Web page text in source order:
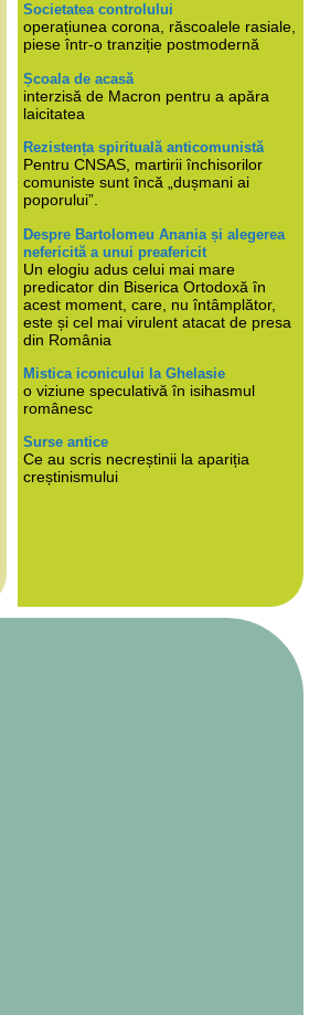
Societatea controlului
operațiunea corona, răscoalele rasiale,
piese într-o tranziție postmodernă
Școala de acasă
interzisă de Macron pentru a apăra
laicitatea
Rezistența spirituală anticomunistă
Pentru CNSAS, martirii închisorilor
comuniste sunt încă „dușmani ai
poporului”.
Despre Bartolomeu Anania și alegerea
nefericită a unui preafericit
Un elogiu adus celui mai mare
predicator din Biserica Ortodoxă în
acest moment, care, nu întâmplător,
este și cel mai virulent atacat de presa
din România
Mistica iconicului la Ghelasie
o viziune speculativă în isihasmul
românesc
Surse antice
Ce au scris necreștinii la apariția
creștinismului